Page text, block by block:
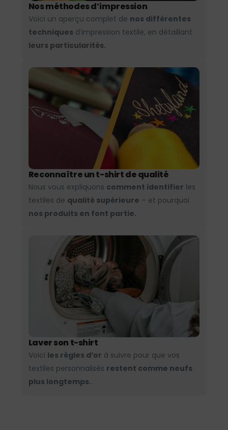
Nos méthodes d’impression
Voici un aperçu complet de nos différentes
techniques d’impression textile, en détaillant
leurs particularités.
Reconnaître un t-shirt de qualité
Nous vous expliquons comment identifier les
textiles de qualité supérieure – et pourquoi
nos produits en font partie.
Laver son t-shirt
Voici les règles d’or à suivre pour que vos
textiles personnalisés restent comme neufs
plus longtemps.